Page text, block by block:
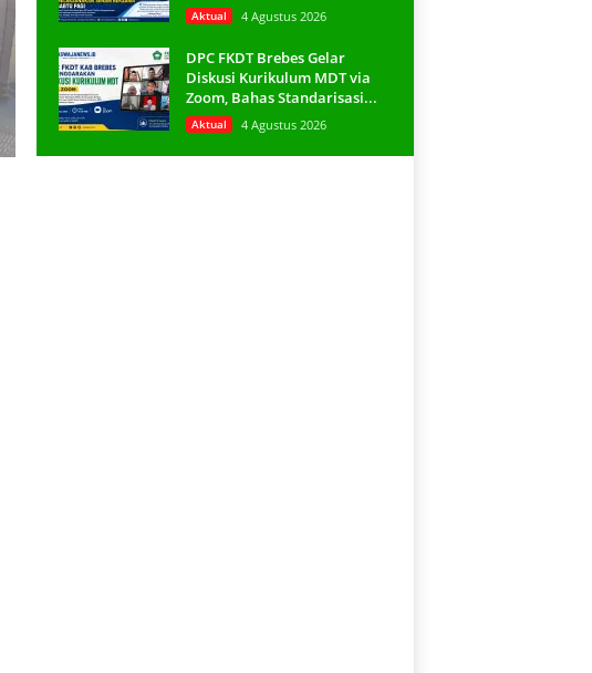
Aktual 4 Agustus 2026
DPC FKDT Brebes Gelar
Diskusi Kurikulum MDT via
Zoom, Bahas Standarisasi...
Aktual 4 Agustus 2026